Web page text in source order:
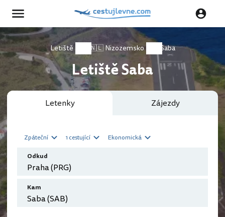
Letiště 🇳🇱 Nizozemsko Saba
Letiště Saba
Letenky Zájezdy
Zpáteční 1 cestující Ekonomická
Odkud
Kam